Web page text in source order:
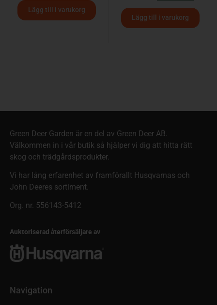
Lägg till i varukorg
Lägg till i varukorg
Green Deer Garden är en del av Green Deer AB.
Välkommen in i vår butik så hjälper vi dig att hitta rätt
skog och trädgårdsprodukter.
Vi har lång erfarenhet av framförallt Husqvarnas och
John Deeres sortiment.
Org. nr. 556143-5412
Auktoriserad återförsäljare av
Navigation